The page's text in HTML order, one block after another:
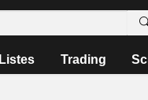
Listes Trading